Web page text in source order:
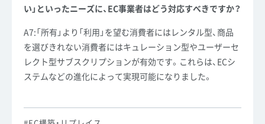
い」といったニーズに、EC事業者はどう対応すべきですか？
A7:「所有」より「利用」を望む消費者にはレンタル型、商品
を選びきれない消費者にはキュレーション型やユーザーセ
レクト型サブスクリプションが有効です。これらは、ECシ
ステムなどの進化によって実現可能になりました。